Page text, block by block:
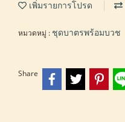
เพิ่มรายการโปรด
หมวดหมู่ : ชุดบาตรพร้อมบวช
Share